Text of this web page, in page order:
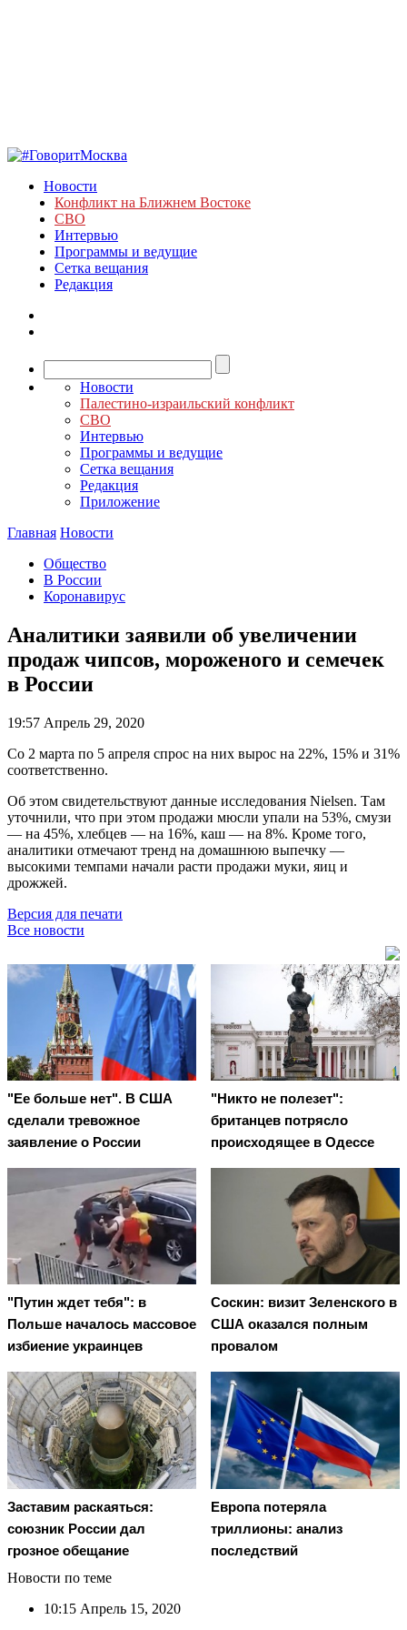
Новости
Конфликт на Ближнем Востоке
СВО
Интервью
Программы и ведущие
Сетка вещания
Редакция
Новости
Палестино-израильский конфликт
СВО
Интервью
Программы и ведущие
Сетка вещания
Редакция
Приложение
Главная Новости
Общество
В России
Коронавирус
Аналитики заявили об увеличении
продаж чипсов, мороженого и семечек
в России
19:57 Апрель 29, 2020
Со 2 марта по 5 апреля спрос на них вырос на 22%, 15% и 31%
соответственно.
Об этом свидетельствуют данные исследования Nielsen. Там
уточнили, что при этом продажи мюсли упали на 53%, смузи
— на 45%, хлебцев — на 16%, каш — на 8%. Кроме того,
аналитики отмечают тренд на домашнюю выпечку —
высокими темпами начали расти продажи муки, яиц и
дрожжей.
Версия для печати
Все новости
"Ее больше нет". В США
сделали тревожное
заявление о России
"Никто не полезет":
британцев потрясло
происходящее в Одессе
"Путин ждет тебя": в
Польше началось массовое
избиение украинцев
Соскин: визит Зеленского в
США оказался полным
провалом
Заставим раскаяться:
союзник России дал
грозное обещание
Европа потеряла
триллионы: анализ
последствий
Новости по теме
10:15 Апрель 15, 2020